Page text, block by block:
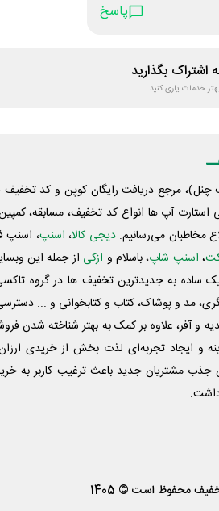
پاسخ
اشتراک بگذارید
خدمات یاری کنید
مرجع دریافت رایگان کوپن و کد تخفیف
آپ ها انواع کد تخفیف، مسابقه،
مخاطبان می‌رسانیم. دیجی کالا، اسنپ، اسنپ
، اسنپ شاپ، باسلام و ازکی از جمله این
ساده به جدیدترین تخفیف ها در گروه تاکسی
مد و پوشاک، کتاب و کتابخوانی و ...
و آفر، علاوه بر کمک به بهتر شناخته شدن
و ایجاد تجربه‌ای لذت بخش از خریدی
جذب مشتریان جدید باعث ترغیب کاربر به
محفوظ است © 1405